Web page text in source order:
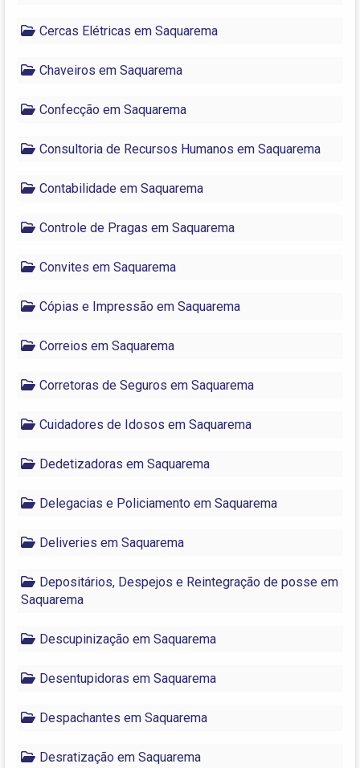
Cercas Elétricas em Saquarema
Chaveiros em Saquarema
Confecção em Saquarema
Consultoria de Recursos Humanos em Saquarema
Contabilidade em Saquarema
Controle de Pragas em Saquarema
Convites em Saquarema
Cópias e Impressão em Saquarema
Correios em Saquarema
Corretoras de Seguros em Saquarema
Cuidadores de Idosos em Saquarema
Dedetizadoras em Saquarema
Delegacias e Policiamento em Saquarema
Deliveries em Saquarema
Depositários, Despejos e Reintegração de posse em
Saquarema
Descupinização em Saquarema
Desentupidoras em Saquarema
Despachantes em Saquarema
Desratização em Saquarema